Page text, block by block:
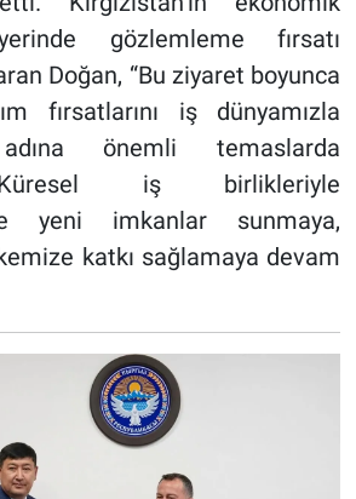
gözlemleme fırsatı
Doğan, “Bu ziyaret boyunca
fırsatlarını iş dünyamızla
önemli temaslarda
iş birlikleriyle
yeni imkanlar sunmaya,
katkı sağlamaya devam